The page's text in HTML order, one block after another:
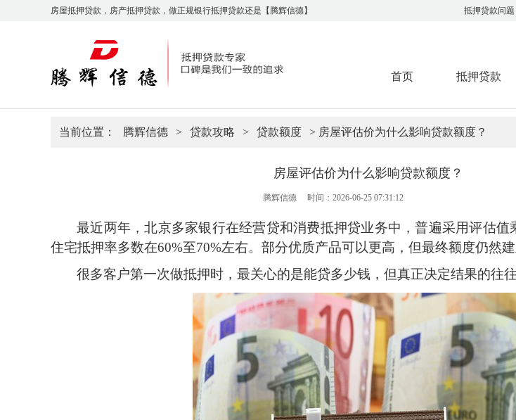
房屋抵押贷款，房产抵押贷款，做正规银行抵押贷款还是【腾辉信德】 抵押贷款问
首页 抵押贷款
当前位置： 腾辉信德 > 贷款攻略 > 贷款额度 > 房屋评估价为什么影响贷款额度？
房屋评估价为什么影响贷款额度？
腾辉信德 时间：2026-06-25 07:31:12
最近两年，北京多家银行在经营贷和消费抵押贷业务中，普遍采用评估值
住宅抵押率多数在60%至70%左右。部分优质产品可以更高，但最终额度仍然建
很多客户第一次做抵押时，最关心的是能贷多少钱，但真正决定结果的往